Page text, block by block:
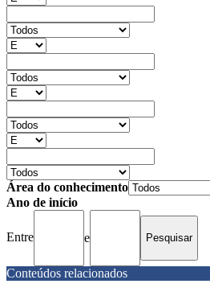
Área do conhecimento
Ano de início
Entre e
Conteúdos relacionados